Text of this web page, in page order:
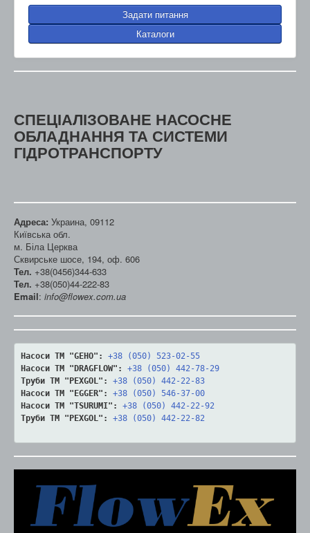
Задати питання
Каталоги
СПЕЦІАЛІЗОВАНЕ НАСОСНЕ
ОБЛАДНАННЯ ТА СИСТЕМИ
ГІДРОТРАНСПОРТУ
Адреса: Украина, 09112
Київська обл.
м. Біла Церква
Сквирське шосе, 194, оф. 606
Тел. +38(0456)344-633
Тел. +38(050)44-222-83
Email: info@flowex.com.ua
Насоси ТМ "GEHO":
+38 (050) 523-02-55
Насоси ТМ "DRAGFLOW":
+38 (050) 442-78-29
Труби ТМ "PEXGOL":
+38 (050) 442-22-83
Насоси ТМ "EGGER":
+38 (050) 546-37-00
Насоси ТМ "TSURUMI":
+38 (050) 442-22-92
Труби ТМ "PEXGOL":
+38 (050) 442-22-82